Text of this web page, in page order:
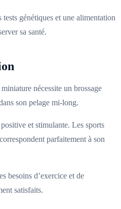
génétiques et une alimentation
sa santé.
nécessite un brossage
son pelage mi-long.
et stimulante. Les sports
parfaitement à son
besoins d’exercice et de
satisfaits.